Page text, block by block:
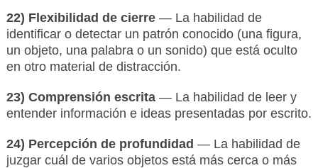
22) Flexibilidad de cierre— La habilidad de
identificar o detectar un patrón conocido (una figura,
un objeto, una palabra o un sonido) que está oculto
en otro material de distracción.
23) Comprensión escrita— La habilidad de leer y
entender información e ideas presentadas por escrito.
24) Percepción de profundidad — La habilidad de
juzgar cuál de varios objetos está más cerca o más